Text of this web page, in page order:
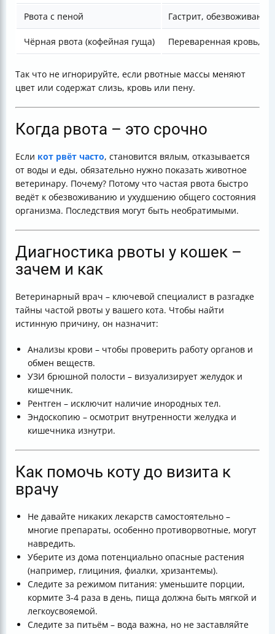
Рвота с пеной Гастрит,
Чёрная рвота (кофейная гуща) Переваренная кровь,
Так что не игнорируйте, если рвотные массы меняют
цвет или содержат слизь, кровь или пену.
Когда рвота – это срочно
Если кот рвёт часто, становится вялым, отказывается
от воды и еды, обязательно нужно показать животное
ветеринару. Почему? Потому что частая рвота быстро
ведёт к обезвоживанию и ухудшению общего состояния
организма. Последствия могут быть необратимыми.
Диагностика рвоты у кошек –
зачем и как
Ветеринарный врач – ключевой специалист в разгадке
тайны частой рвоты у вашего кота. Чтобы найти
истинную причину, он назначит:
Анализы крови – чтобы проверить работу органов и
обмен веществ.
УЗИ брюшной полости – визуализирует желудок и
кишечник.
Рентген – исключит наличие инородных тел.
Эндоскопию – осмотрит внутренности желудка и
кишечника изнутри.
Как помочь коту до визита к
врачу
Не давайте никаких лекарств самостоятельно –
многие препараты, особенно противорвотные, могут
навредить.
Уберите из дома потенциально опасные растения
(например, глициния, фиалки, хризантемы).
Следите за режимом питания: уменьшите порции,
кормите 3-4 раза в день, пища должна быть мягкой и
легкоусвояемой.
Следите за питьём – вода важна, но не заставляйте